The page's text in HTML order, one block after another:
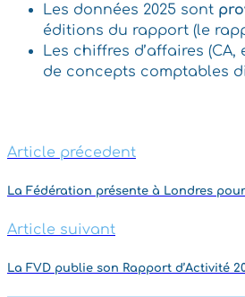
Les données 2025 sont
éditions du rapport (le
Les chiffres d’affaires
de concepts comptables
Article précedent
La Fédération présente à Londres
Article suivant
La FVD publie son Rapport d’Activité